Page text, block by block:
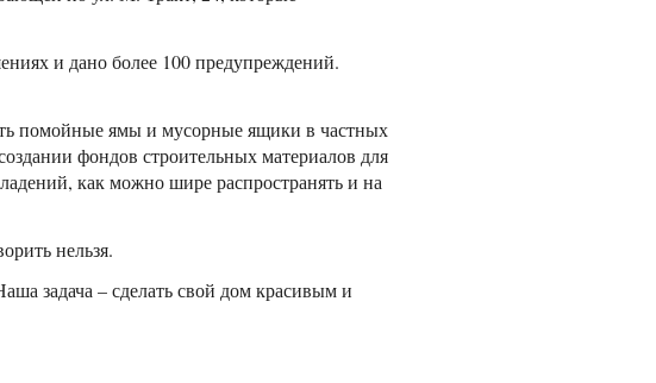
и дано более 100 предупреждений.
помойные ямы и мусорные ящики в частных
фондов строительных материалов для
как можно шире распространять и на
нельзя.
задача – сделать свой дом красивым и